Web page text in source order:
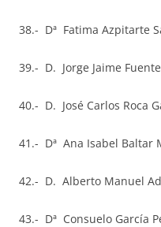
38.- Dª Fatima Azpitarte
39.- D. Jorge Jaime
40.- D. José Carlos Roca
41.- Dª Ana Isabel Baltar
42.- D. Alberto Manuel
43.- Dª Consuelo García